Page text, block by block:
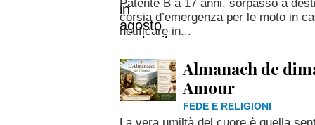
Patente B a 17 anni, sorpasso a
corsia d’emergenza per le moto in
notificare in...
Almanach de
Amour
FEDE E RELIGIONI
La vera umiltà del cuore è quella